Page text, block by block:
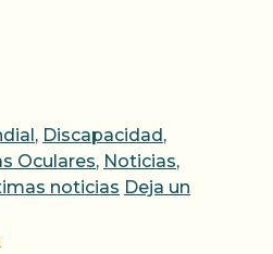
, Discapacidad ,
Oculares, Noticias,
noticias Deja un